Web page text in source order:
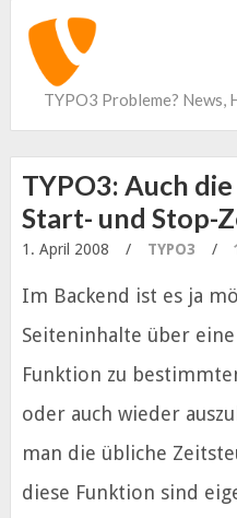
TYPO3 Probleme? News,
TYPO3: Auch
Start- und Stop-
1. April 2008 / TYPO3 /
Im Backend ist es ja
Seiteninhalte über
Funktion zu
oder auch wieder
man die übliche
diese Funktion sind